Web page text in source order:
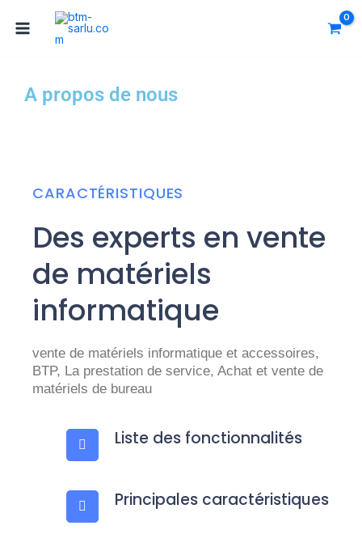
A propos de nous
CARACTÉRISTIQUES
Des experts en vente
de matériels
informatique
vente de matériels informatique et accessoires,
BTP, La prestation de service, Achat et vente de
matériels de bureau
Liste des fonctionnalités
Principales caractéristiques